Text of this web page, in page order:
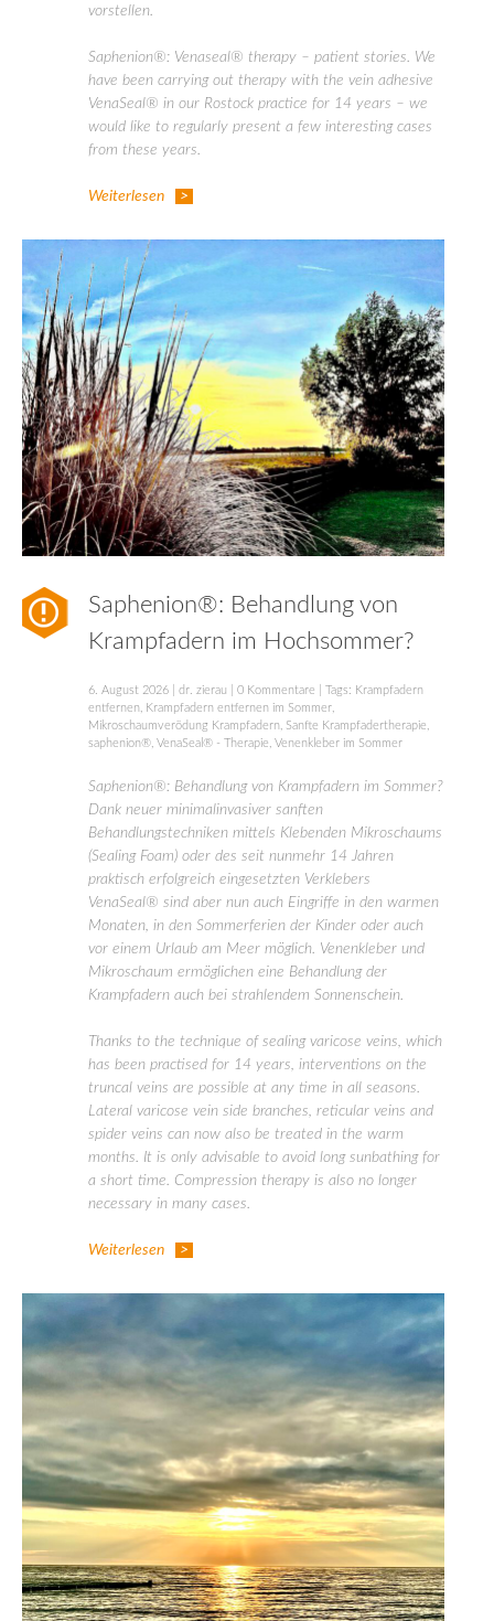
vorstellen.
Saphenion®: Venaseal® therapy – patient stories. We
have been carrying out therapy with the vein adhesive
VenaSeal® in our Rostock practice for 14 years – we
would like to regularly present a few interesting cases
from these years.
Weiterlesen
Saphenion®: Behandlung von
Krampfadern im Hochsommer?
6. August 2026 dr. zierau 0 Kommentare | Tags: Krampfadern
entfernen
Krampfadern entfernen im Sommer
Mikroschaumverödung Krampfadern Sanfte Krampfadertherapie
saphenion® VenaSeal® - Therapie Venenkleber im Sommer
Saphenion®: Behandlung von Krampfadern im Sommer?
Dank neuer minimalinvasiver sanften
Behandlungstechniken mittels Klebenden Mikroschaums
(Sealing Foam) oder des seit nunmehr 14 Jahren
praktisch erfolgreich eingesetzten Verklebers
VenaSeal® sind aber nun auch Eingriffe in den warmen
Monaten, in den Sommerferien der Kinder oder auch
vor einem Urlaub am Meer möglich. Venenkleber und
Mikroschaum ermöglichen eine Behandlung der
Krampfadern auch bei strahlendem Sonnenschein.
Thanks to the technique of sealing varicose veins, which
has been practised for 14 years, interventions on the
truncal veins are possible at any time in all seasons.
Lateral varicose vein side branches, reticular veins and
spider veins can now also be treated in the warm
months. It is only advisable to avoid long sunbathing for
a short time. Compression therapy is also no longer
necessary in many cases.
Weiterlesen